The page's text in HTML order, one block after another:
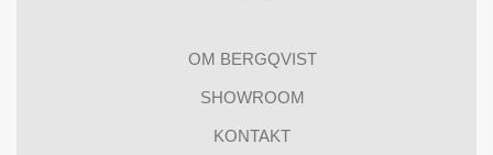
OM BERGQVIST
SHOWROOM
KONTAKT